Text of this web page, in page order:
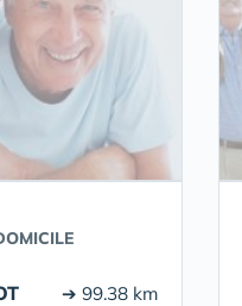
➔ 99.38 km